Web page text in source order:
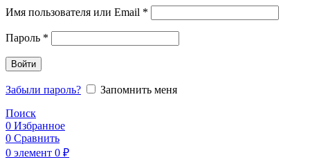
Имя пользователя или Email *
Пароль *
Войти
Забыли пароль?
Запомнить меня
Поиск
0 Избранное
0 Сравнить
0 элемент 0 ₽